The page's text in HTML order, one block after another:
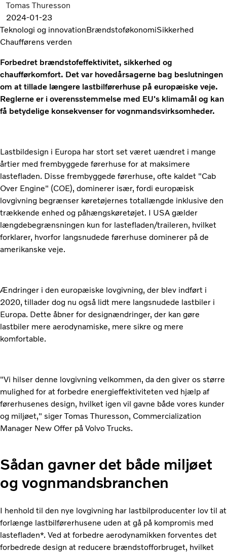
Tomas Thuresson
2024-01-23
Teknologi og innovationBrændstoføkonomiSikkerhed
Chaufførens verden
Forbedret brændstofeffektivitet, sikkerhed og
chaufførkomfort. Det var hovedårsagerne bag beslutningen
om at tillade længere lastbilførerhuse på europæiske veje.
Reglerne er i overensstemmelse med EU's klimamål og kan
få betydelige konsekvenser for vognmandsvirksomheder.
Lastbildesign i Europa har stort set været uændret i mange
årtier med frembyggede førerhuse for at maksimere
lastefladen. Disse frembyggede førerhuse, ofte kaldet "Cab
Over Engine" (COE), dominerer især, fordi europæisk
lovgivning begrænser køretøjernes totallængde inklusive den
trækkende enhed og påhængskøretøjet. I USA gælder
længdebegrænsningen kun for lastefladen/traileren, hvilket
forklarer, hvorfor langsnudede førerhuse dominerer på de
amerikanske veje.
Ændringer i den europæiske lovgivning, der blev indført i
2020, tillader dog nu også lidt mere langsnudede lastbiler i
Europa. Dette åbner for designændringer, der kan gøre
lastbiler mere aerodynamiske, mere sikre og mere
komfortable.
"Vi hilser denne lovgivning velkommen, da den giver os større
mulighed for at forbedre energieffektiviteten ​​ved hjælp af
førerhusenes design, hvilket igen vil gavne både vores kunder
og miljøet," siger Tomas Thuresson, Commercialization
Manager New Offer på Volvo Trucks.
Sådan gavner det både miljøet
og vognmandsbranchen
I henhold til den nye lovgivning har lastbilproducenter lov til at
forlænge lastbilførerhusene uden at gå på kompromis med
lastefladen*. Ved at forbedre aerodynamikken forventes det
forbedrede design at reducere brændstofforbruget, hvilket